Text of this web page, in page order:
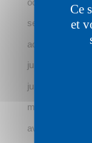
Ce
et
septembre 2025
août 2025
juillet 2025
juin 2025
mai 2025
avril 2025